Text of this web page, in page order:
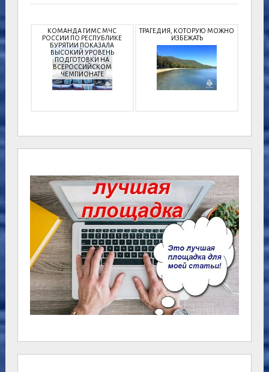
КОМАНДА ГИМС МЧС
РОССИИ ПО РЕСПУБЛИКЕ
БУРЯТИИ ПОКАЗАЛА
ВЫСОКИЙ УРОВЕНЬ
ПОДГОТОВКИ НА
ВСЕРОССИЙСКОМ
ЧЕМПИОНАТЕ
ТРАГЕДИЯ, КОТОРУЮ МОЖНО
ИЗБЕЖАТЬ